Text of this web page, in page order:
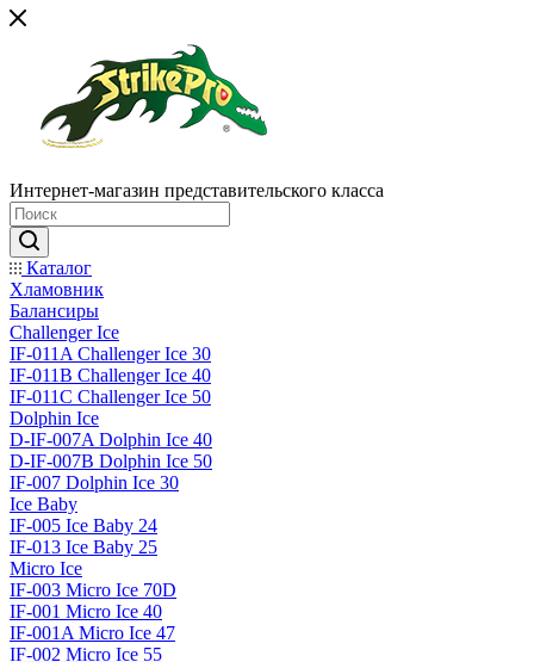
Интернет-магазин представительского класса
Каталог
Хламовник
Балансиры
Challenger Ice
IF-011A Challenger Ice 30
IF-011B Challenger Ice 40
IF-011C Challenger Ice 50
Dolphin Ice
D-IF-007A Dolphin Ice 40
D-IF-007B Dolphin Ice 50
IF-007 Dolphin Ice 30
Ice Baby
IF-005 Ice Baby 24
IF-013 Ice Baby 25
Micro Ice
IF-003 Micro Ice 70D
IF-001 Micro Ice 40
IF-001A Micro Ice 47
IF-002 Micro Ice 55